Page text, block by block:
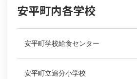
安平町内各学校
安平町学校給食センター
安平町立追分小学校